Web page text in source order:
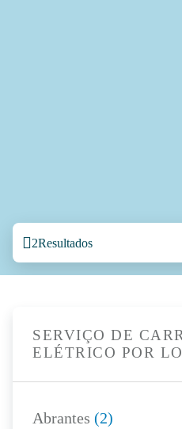
2Resultados
SERVIÇO DE
ELÉTRICO POR
Abrantes (2)